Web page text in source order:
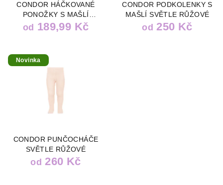
CONDOR HÁČKOVANÉ
PONOŽKY S MAŠLÍ
SVĚTLE RŮŽOVÉ
od 189,99 Kč
CONDOR PODKOLENKY S
MAŠLÍ SVĚTLE RŮŽOVÉ
od 250 Kč
Novinka
CONDOR PUNČOCHÁČE
SVĚTLE RŮŽOVÉ
od 260 Kč